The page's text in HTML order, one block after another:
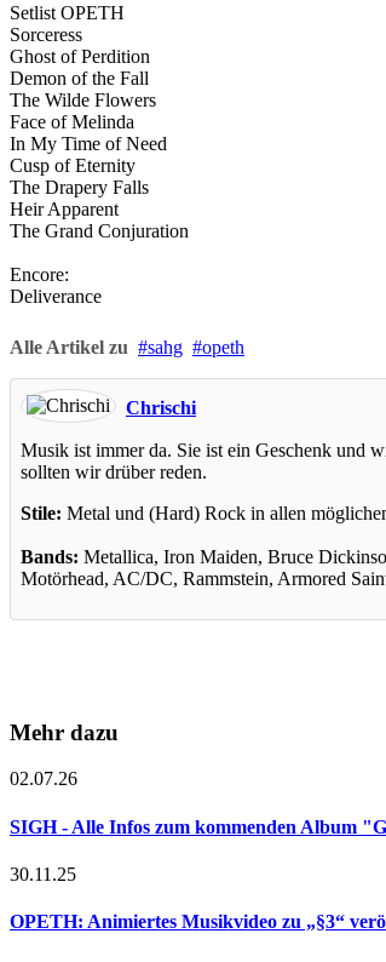
Setlist OPETH
Sorceress
Ghost of Perdition
Demon of the Fall
The Wilde Flowers
Face of Melinda
In My Time of Need
Cusp of Eternity
The Drapery Falls
Heir Apparent
The Grand Conjuration
Encore:
Deliverance
Alle Artikel zu sahg opeth
Chrischi
Musik ist immer da. Sie ist ein Geschenk und
sollten wir drüber reden.
Stile: Metal und (Hard) Rock in allen
Bands: Metallica, Iron Maiden, Bruce
Motörhead, AC/DC, Rammstein, Armored
Mehr dazu
02.07.26
SIGH - Alle Infos zum kommenden Album
30.11.25
OPETH: Animiertes Musikvideo zu „§3“